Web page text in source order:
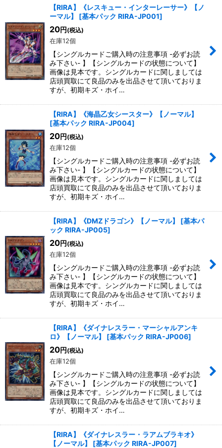
【RIRA】《レスキュー・インターレーサー》【ノ
ーマル】
[基本パック RIRA-JP001]
20円 (税込)
在庫12個
【シングルカードご購入時の注意事項 -必ずお読
み下さい- 】【シングルカードの状態について】
画像は見本です。シングルカードに関しましては
店頭買取にて良品のみを出品させて頂いておりま
すが、初期キズ・ホイ…
【RIRA】《海晶乙女シースター》【ノーマル】
[基本パック RIRA-JP004]
20円 (税込)
在庫12個
【シングルカードご購入時の注意事項 -必ずお読
み下さい- 】【シングルカードの状態について】
画像は見本です。シングルカードに関しましては
店頭買取にて良品のみを出品させて頂いておりま
すが、初期キズ・ホイ…
【RIRA】《DMZドラゴン》【ノーマル】 [基本パ
ック RIRA-JP005]
20円 (税込)
在庫12個
【シングルカードご購入時の注意事項 -必ずお読
み下さい- 】【シングルカードの状態について】
画像は見本です。シングルカードに関しましては
店頭買取にて良品のみを出品させて頂いておりま
すが、初期キズ・ホイ…
【RIRA】《ダイナレスラー・マーシャルアンキ
ロ》【ノーマル】
[基本パック RIRA-JP006]
20円 (税込)
在庫12個
【シングルカードご購入時の注意事項 -必ずお読
み下さい- 】【シングルカードの状態について】
画像は見本です。シングルカードに関しましては
店頭買取にて良品のみを出品させて頂いておりま
すが、初期キズ・ホイ…
【RIRA】《ダイナレスラー・ラアムブラキオ》
【ノーマル】
[基本パック RIRA-JP007]